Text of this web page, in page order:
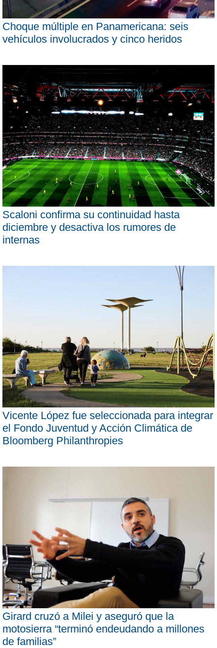
Choque múltiple en Panamericana: seis
vehículos involucrados y cinco heridos
Scaloni confirma su continuidad hasta
diciembre y desactiva los rumores de
internas
Vicente López fue seleccionada para integrar
el Fondo Juventud y Acción Climática de
Bloomberg Philanthropies
Girard cruzó a Milei y aseguró que la
motosierra “terminó endeudando a millones
de familias”